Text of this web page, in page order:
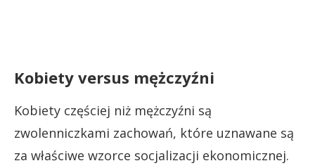
Kobiety versus mężczyźni
Kobiety częściej niż mężczyźni są
zwolenniczkami zachowań, które uznawane są
za właściwe wzorce socjalizacji ekonomicznej.